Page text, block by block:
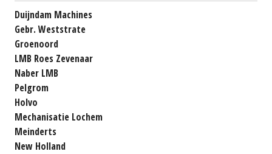
Duijndam Machines
Gebr. Weststrate
Groenoord
LMB Roes Zevenaar
Naber LMB
Pelgrom
Holvo
Mechanisatie Lochem
Meinderts
New Holland